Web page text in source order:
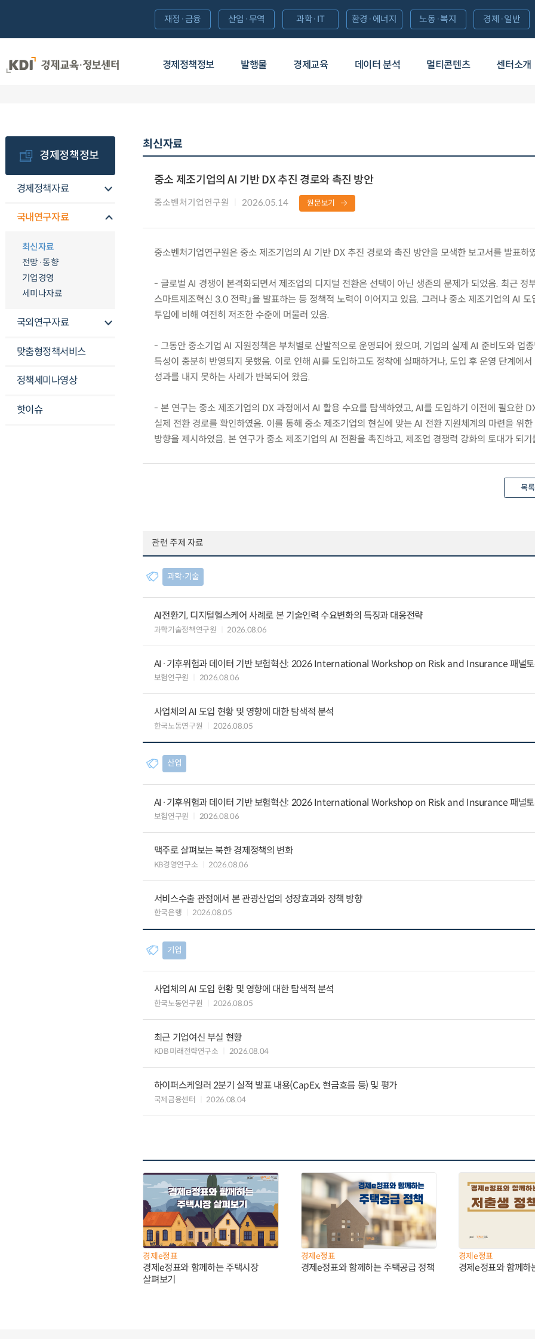
경제정책정보 발행물 경제교육 데이터 분석 멀티콘텐츠 센터소개
재정·금융 산업·무역 과학·IT 환경·에너지 노동·복지 경제·일반
경제정책정보
경제정책자료
국내연구자료
최신자료
전망·동향
기업경영
세미나자료
국외연구자료
맞춤형정책서비스
정책세미나영상
핫이슈
최신자료
중소 제조기업의 AI 기반 DX 추진 경로와 촉진 방안
중소벤처기업연구원 2026.05.14 원문보기
중소벤처기업연구원은 중소 제조기업의 AI 기반 DX 추진 경로와 촉진 방안을 모색한 보고서를 발표하
- 글로벌 AI 경쟁이 본격화되면서 제조업의 디지털 전환은 선택이 아닌 생존의 문제가 되었음. 최근 정
스마트제조혁신 3.0 전략」을 발표하는 등 정책적 노력이 이어지고 있음. 그러나 중소 제조기업의 AI 도
투입에 비해 여전히 저조한 수준에 머물러 있음.
- 그동안 중소기업 AI 지원정책은 부처별로 산발적으로 운영되어 왔으며, 기업의 실제 AI 준비도와 업
특성이 충분히 반영되지 못했음. 이로 인해 AI를 도입하고도 정착에 실패하거나, 도입 후 운영 단계에서
성과를 내지 못하는 사례가 반복되어 왔음.
- 본 연구는 중소 제조기업의 DX 과정에서 AI 활용 수요를 탐색하였고, AI를 도입하기 이전에 필요한
실제 전환 경로를 확인하였음. 이를 통해 중소 제조기업의 현실에 맞는 AI 전환 지원체계의 마련을 위
방향을 제시하였음. 본 연구가 중소 제조기업의 AI 전환을 촉진하고, 제조업 경쟁력 강화의 토대가 되기
목
관련 주제 자료
과학∙기술
AI전환기, 디지털헬스케어 사례로 본 기술인력 수요변화의 특징과 대응전략
과학기술정책연구원 2026.08.06
AI·기후위험과 데이터 기반 보험혁신: 2026 International Workshop on Risk and Insurance 패널토
보험연구원 2026.08.06
사업체의 AI 도입 현황 및 영향에 대한 탐색적 분석
한국노동연구원 2026.08.05
산업
AI·기후위험과 데이터 기반 보험혁신: 2026 International Workshop on Risk and Insurance 패널토
보험연구원 2026.08.06
맥주로 살펴보는 북한 경제정책의 변화
KB경영연구소 2026.08.06
서비스수출 관점에서 본 관광산업의 성장효과와 정책 방향
한국은행 2026.08.05
기업
사업체의 AI 도입 현황 및 영향에 대한 탐색적 분석
한국노동연구원 2026.08.05
최근 기업여신 부실 현황
KDB 미래전략연구소 2026.08.04
하이퍼스케일러 2분기 실적 발표 내용(CapEx, 현금흐름 등) 및 평가
국제금융센터 2026.08.04
경제e정표
경제e정표와 함께하는 주택시장
살펴보기
경제e정표
경제e정표와 함께하는 주택공급 정책
경제e정표
경제e정표와 함께하